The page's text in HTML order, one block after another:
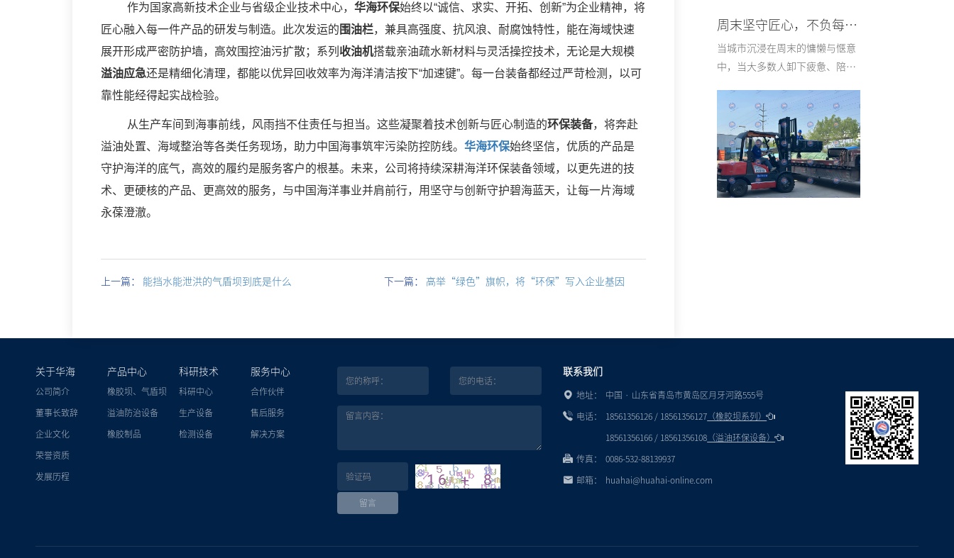
作为国家高新技术企业与省级企业技术中心， 华海环保始终以“诚信、求实、开拓、创新”为企业精神，将
匠心融入每一件产品的研发与制造。此次发运的 围油栏，兼具高强度、抗风浪、耐腐蚀特性，能在海域快速
展开形成严密防护墙，高效围控油污扩散；系列 收油机搭载亲油疏水新材料与灵活操控技术，无论是大规模
溢油应急还是精细化清理，都能以优异回收效率为海洋清洁按下“加速键”。每一台装备都经过严苛检测，以可
靠性能经得起实战检验。
从生产车间到海事前线，风雨挡不住责任与担当。这些凝聚着技术创新与匠心制造的环保装备，将奔赴
溢油处置、海域整治等各类任务现场，助力中国海事筑牢污染防控防线。 华海环保始终坚信，优质的产品是
守护海洋的底气，高效的履约是服务客户的根基。未来，公司将持续深耕海洋环保装备领域，以更先进的技
术、更硬核的产品、更高效的服务，与中国海洋事业并肩前行，用坚守与创新守护碧海蓝天，让每一片海域
永葆澄澈。
上一篇： 能挡水能泄洪的气盾坝到底是什么 下一篇： 高举“绿色”旗帜，将“环保”写入企业基因
周末坚守匠心，不负每一份托付
当城市沉浸在周末的慵懒与惬意
中，当大多数人卸下疲惫、陪伴
限公司的车间里，却依旧回荡着
机器的轰鸣，一群平凡的车间员
工，正以坚守诠释责任，以匠心
守护环保，用忙碌的身影，勾勒
出这个周末最动人的奋斗画卷。
这里没有周末的闲暇，只有精益
关于华海
公司简介
董事长致辞
企业文化
荣誉资质
发展历程
产品中心
橡胶坝、气盾坝
溢油防治设备
橡胶制品
科研技术
科研中心
生产设备
检测设备
服务中心
合作伙伴
售后服务
解决方案
留言
联系我们
地址： 中国 · 山东省青岛市黄岛区月牙河路555号
电话： 18561356126 / 18561356127 （橡胶坝系列）
18561356166 / 18561356108 （溢油环保设备）
传真： 0086-532-88139937
邮箱： huahai@huahai-online.com